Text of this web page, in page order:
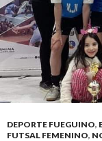
DEPORTE FUEGUINO,
FUTSAL FEMENINO,